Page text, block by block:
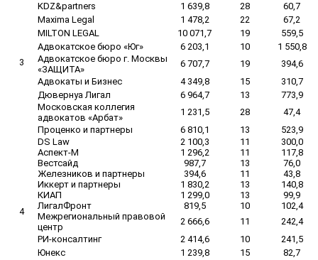
3
KDZ&partners 1 639,8 28
60,7
Maxima Legal
1 478,2 22
67,2
MILTON LEGAL
10 071,7 19
559,5
Адвокатское бюро «Юг»
6 203,1 10
1 550,8
Адвокатское бюро г. Москвы
«ЗАЩИТА»
6 707,7 19
394,6
Адвокаты и Бизнес
4 349,8 15
310,7
Дювернуа Лигал
6 964,7 13
773,9
Московская коллегия
адвокатов «Арбат»
1 231,5 28
47,4
Проценко и партнеры
6 810,1 13 523,9
4
DS Law 2 100,3 11
300,0
Аспект-М
1 296,2 11
117,8
Вестсайд
987,7 13
76,0
Железников и партнеры
394,6 11
43,8
Иккерт и партнеры
1 830,2 13
140,8
КИАП
1 299,0 13
99,9
ЛигалФронт
819,5 10
102,4
Межрегиональный правовой
центр
2 666,6 11
242,4
РИ-консалтинг
2 414,6 10
241,5
Юнекс
1 239,8 15
82,7